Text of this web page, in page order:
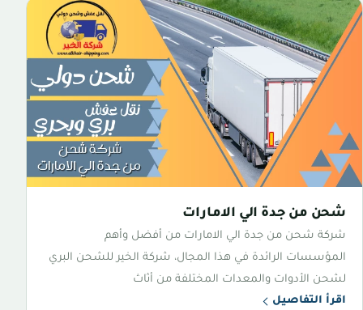
شحن من جدة الي الامارات
شركة شحن من جدة الي الامارات من أفضل وأهم
المؤسسات الرائدة في هذا المجال، شركة الخير للشحن البري
لشحن الأدوات والمعدات المختلفة من أثاث
اقرأ التفاصيل